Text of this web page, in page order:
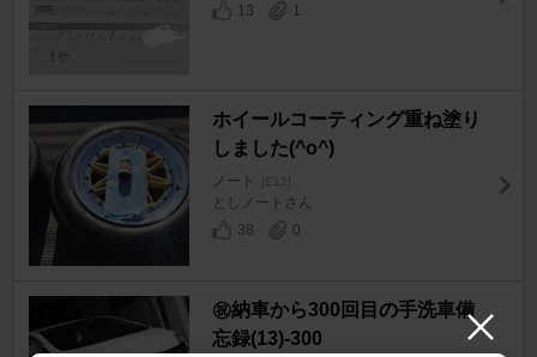
13
1
ホイールコーティング重ね塗り
しました(^o^)
ノート [E12]
としノートさん
38
0
㊗納車から300回目の手洗車備
忘録(13)-300